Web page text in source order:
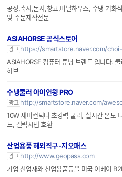
공장,축사,돈사,창고,비닐하우스, 수냉 기화
및 주문제작전문
ASIAHORSE 공식스토어
광고 https://smartstore.naver.com/
ASIAHORSE 컴퓨터 튜닝 브랜드 입니다.
허브
수냉쿨러 아이언윙 PRO
광고 http://smartstore.naver.com/
10W 세미컨덕터 초강력 쿨러, 실시간 온도
드, 갤럭시탭 호환
산업용품 해외직구-지오패스
광고 http://www.geopass.com
기업 산업재와 산업용품등을 미국 이베이